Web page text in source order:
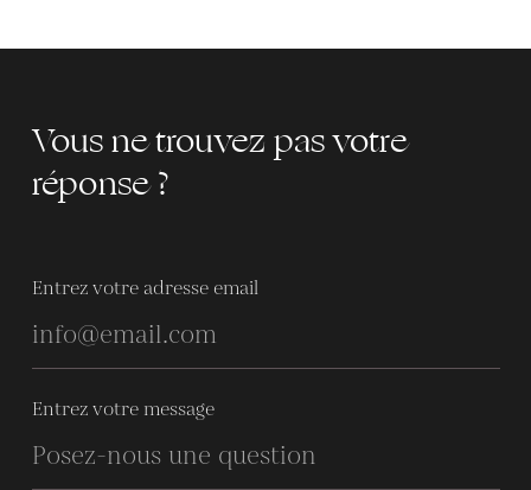
Vous ne trouvez pas votre
réponse ?
Entrez votre adresse email
Entrez votre message